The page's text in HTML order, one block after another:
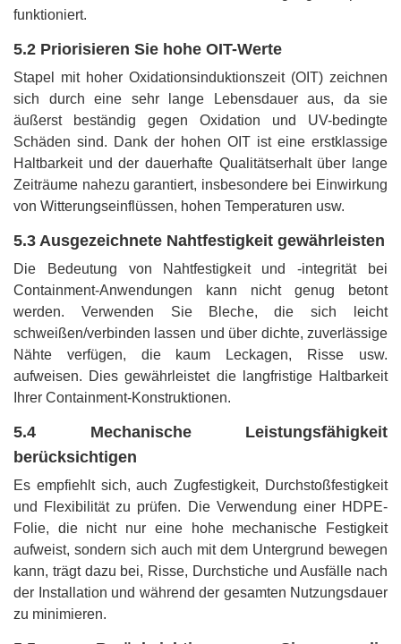
funktioniert.
5.2 Priorisieren Sie hohe OIT-Werte
Stapel mit hoher Oxidationsinduktionszeit (OIT) zeichnen
sich durch eine sehr lange Lebensdauer aus, da sie
äußerst beständig gegen Oxidation und UV-bedingte
Schäden sind. Dank der hohen OIT ist eine erstklassige
Haltbarkeit und der dauerhafte Qualitätserhalt über lange
Zeiträume nahezu garantiert, insbesondere bei Einwirkung
von Witterungseinflüssen, hohen Temperaturen usw.
5.3 Ausgezeichnete Nahtfestigkeit gewährleisten
Die Bedeutung von Nahtfestigkeit und -integrität bei
Containment-Anwendungen kann nicht genug betont
werden. Verwenden Sie Bleche, die sich leicht
schweißen/verbinden lassen und über dichte, zuverlässige
Nähte verfügen, die kaum Leckagen, Risse usw.
aufweisen. Dies gewährleistet die langfristige Haltbarkeit
Ihrer Containment-Konstruktionen.
5.4 Mechanische Leistungsfähigkeit
berücksichtigen
Es empfiehlt sich, auch Zugfestigkeit, Durchstoßfestigkeit
und Flexibilität zu prüfen. Die Verwendung einer HDPE-
Folie, die nicht nur eine hohe mechanische Festigkeit
aufweist, sondern sich auch mit dem Untergrund bewegen
kann, trägt dazu bei, Risse, Durchstiche und Ausfälle nach
der Installation und während der gesamten Nutzungsdauer
zu minimieren.